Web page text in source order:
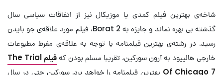
شاخه‌ی بهترین فیلم کمدی یا موزیکال نیز از اتفاقات سیاسی سال
گذشته بی بهره نماند و جایزه به Borat 2، فیلم مورد علاقه‌ی جو بایدن
رسید. در رشته‌ی بهترین فیلمنامه با توجه به علاقه‌ی مفرط مطبوعات
خارجی هالییود به آرون سورکین، تقریبا مسلم بودن که
فیلم The Trial
Of Chicago 7 بهترین فیلمنامه را خواهد برد. سورکین حتی در سال